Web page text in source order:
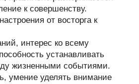
к совершенству.
от восторга к
интерес ко всему
устанавливать
жизненными событиями.
умение уделять внимание